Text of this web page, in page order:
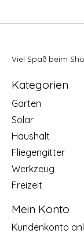
Viel Spaß beim
Kategorien
Garten
Solar
Haushalt
Fliegengitter
Werkzeug
Freizeit
Mein Konto
Kundenkonto